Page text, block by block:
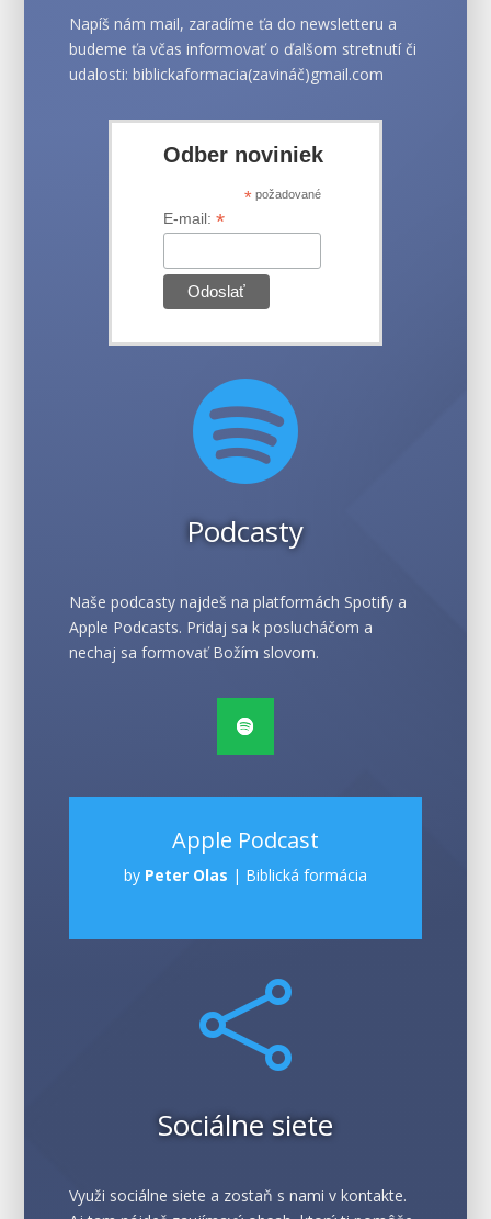
Napíš nám mail, zaradíme ťa do newsletteru a
budeme ťa včas informovať o ďalšom stretnutí či
udalosti: biblickaformacia(zavináč)gmail.com
Odber noviniek
*požadované
E-mail: *

Podcasty
Naše podcasty najdeš na platformách Spotify a
Apple Podcasts. Pridaj sa k poslucháčom a
nechaj sa formovať Božím slovom.
Apple Podcast
by Peter Olas | Biblická formácia

Sociálne siete
Využi sociálne siete a zostaň s nami v kontakte.